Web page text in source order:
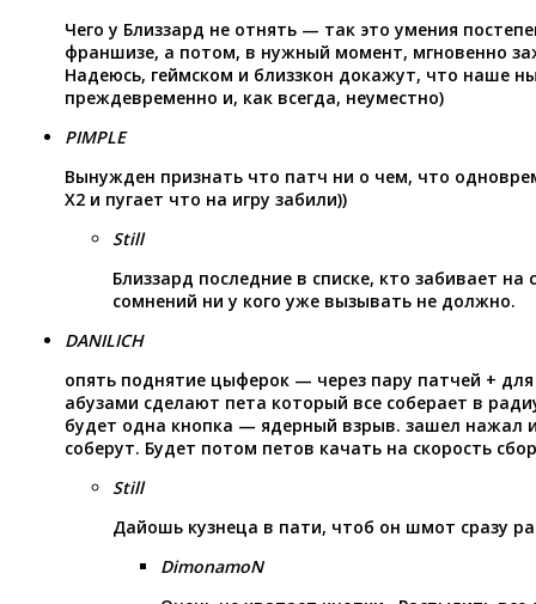
Чего у Близзард не отнять — так это умения
франшизе, а потом, в нужный момент, мгновенно
Надеюсь, геймском и близзкон докажут, что наше
преждевременно и, как всегда, неуместно)
PIMPLE
Вынужден признать что патч ни о чем, что
Х2 и пугает что на игру забили))
Still
Близзард последние в списке, кто забивает
сомнений ни у кого уже вызывать не должно.
DANILICH
опять поднятие цыферок — через пару патчей +
абузами сделают пета который все соберает в
будет одна кнопка — ядерный взрыв. зашел нажал
соберут. Будет потом петов качать на скорость
Still
Дайошь кузнеца в пати, чтоб он шмот сразу
DimonamoN